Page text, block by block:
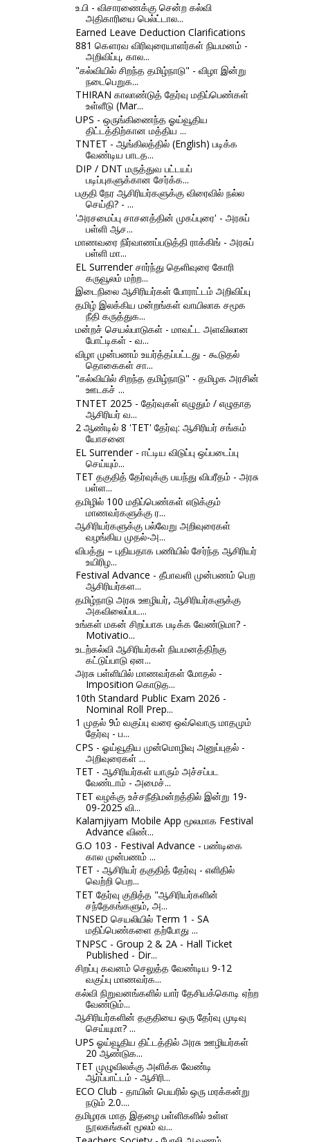
உ.பி - விசாரணைக்கு சென்ற கல்வி
அதிகாரியை பெல்ட்டால...
Earned Leave Deduction Clarifications
881 கௌரவ விரிவுரையாளர்கள் நியமனம் -
அறிவிப்பு, கால...
"கல்வியில் சிறந்த தமிழ்நாடு" - விழா இன்று
நடைபெறுக...
THIRAN காலாண்டுத் தேர்வு மதிப்பெண்கள்
உள்ளீடு (Mar...
UPS - ஒருங்கிணைந்த ஓய்வூதிய
திட்டத்திற்கான மத்திய ...
TNTET - ஆங்கிலத்தில் (English) படிக்க
வேண்டிய பாடத...
DIP / DNT மருத்துவ பட்டயப்
படிப்புகளுக்கான சேர்க்க...
பகுதி நேர ஆசிரியர்களுக்கு விரைவில் நல்ல
செய்தி? - ...
'அரசமைப்பு சாசனத்தின் முகப்புரை' - அரசுப்
பள்ளி ஆச...
மாணவரை நிர்வாணப்படுத்தி ராக்கிங் - அரசுப்
பள்ளி மா...
EL Surrender சார்ந்து தெளிவுரை கோரி
கருவூலம் மற்ற...
இடைநிலை ஆசிரியர்கள் போராட்டம் அறிவிப்பு
தமிழ் இலக்கிய மன்றங்கள் வாயிலாக சமூக
நீதி கருத்துக...
மன்றச் செயல்பாடுகள் - மாவட்ட அளவிலான
போட்டிகள் - வ...
விழா முன்பணம் உயர்த்தப்பட்டது - கூடுதல்
தொகைகள் சா...
"கல்வியில் சிறந்த தமிழ்நாடு" - தமிழக அரசின்
ஊடகச் ...
TNTET 2025 - தேர்வுகள் எழுதும் / எழுதாத
ஆசிரியர் வ...
2 ஆண்டில் 8 'TET' தேர்வு: ஆசிரியர் சங்கம்
யோசனை
EL Surrender - ஈட்டிய விடுப்பு ஒப்படைப்பு
செய்யும்...
TET தகுதித் தேர்வுக்கு பயந்து விபரீதம் - அரசு
பள்ள...
தமிழில் 100 மதிப்பெண்கள் எடுக்கும்
மாணவர்களுக்கு ர...
ஆசிரியர்களுக்கு பல்வேறு அறிவுரைகள்
வழங்கிய முதல்-அ...
விபத்து – புதியதாக பணியில் சேர்ந்த ஆசிரியர்
உயிரிழ...
Festival Advance - தீபாவளி முன்பணம் பெற
ஆசிரியர்கள...
தமிழ்நாடு அரசு ஊழியர், ஆசிரியர்களுக்கு
அகவிலைப்பட...
உங்கள் மகன் சிறப்பாக படிக்க வேண்டுமா? -
Motivatio...
உடற்கல்வி ஆசிரியர்கள் நியமனத்திற்கு
கட்டுப்பாடு ஏன...
அரசு பள்ளியில் மாணவர்கள் மோதல் -
Imposition கொடுத...
10th Standard Public Exam 2026 -
Nominal Roll Prep...
1 முதல் 9ம் வகுப்பு வரை ஒவ்வொரு மாதமும்
தேர்வு - ப...
CPS - ஓய்வூதிய முன்மொழிவு அனுப்புதல் -
அறிவுரைகள் ...
TET - ஆசிரியர்கள் யாரும் அச்சப்பட
வேண்டாம் - அமைச்...
TET வழக்கு உச்சநீதிமன்றத்தில் இன்று 19-
09-2025 வி...
Kalamjiyam Mobile App மூலமாக Festival
Advance விண்...
G.O 103 - Festival Advance - பண்டிகை
கால முன்பணம் ...
TET - ஆசிரியர் தகுதித் தேர்வு - எளிதில்
வெற்றி பெற...
TET தேர்வு குறித்த "ஆசிரியர்களின்
சந்தேகங்களும், அ...
TNSED செயலியில் Term 1 - SA
மதிப்பெண்களை தற்போது ...
TNPSC - Group 2 & 2A - Hall Ticket
Published - Dir...
சிறப்பு கவனம் செலுத்த வேண்டிய 9-12
வகுப்பு மாணவர்க...
கல்வி நிறுவனங்களில் யார் தேசியக்கொடி ஏற்ற
வேண்டும்...
ஆசிரியர்களின் தகுதியை ஒரு தேர்வு முடிவு
செய்யுமா? ...
UPS ஓய்வூதிய திட்டத்தில் அரசு ஊழியர்கள்
20 ஆண்டுக...
TET முழுவிலக்கு அளிக்க வேண்டி
ஆர்ப்பாட்டம் - ஆசிரி...
ECO Club - தாயின் பெயரில் ஒரு மரக்கன்று
நடும் 2.0....
தமிழரசு மாத இதழை பள்ளிகளில் உள்ள
நூலகங்கள் மூலம் வ...